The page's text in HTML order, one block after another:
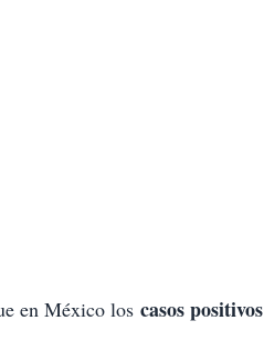
en México los casos positivos